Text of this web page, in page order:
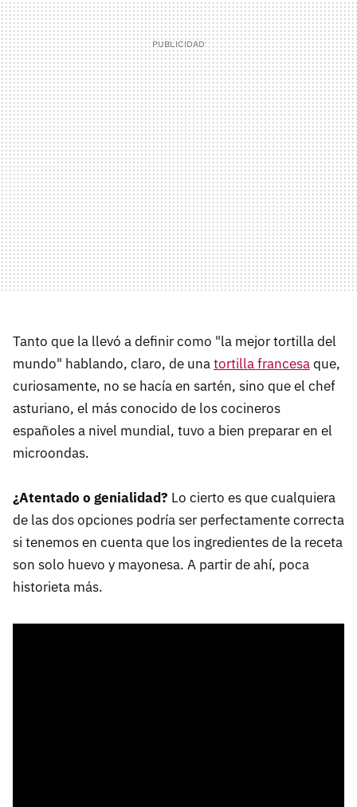
Tanto que la llevó a definir como "la mejor tortilla del
mundo" hablando, claro, de unatortilla francesaque,
curiosamente, no se hacía en sartén, sino que el chef
asturiano, el más conocido de los cocineros
españoles a nivel mundial, tuvo a bien preparar en el
microondas.
¿Atentado o genialidad? Lo cierto es que cualquiera
de las dos opciones podría ser perfectamente correcta
si tenemos en cuenta que los ingredientes de la receta
son solo huevo y mayonesa. A partir de ahí, poca
historieta más.